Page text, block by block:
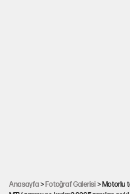
Anasayfa >Fotoğraf Galerisi > Motorlu